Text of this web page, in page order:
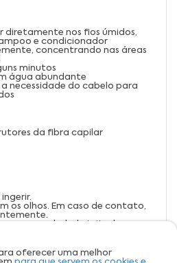
diretamente nos fios úmidos,
e condicionador
concentrando nas áreas
minutos
água abundante
necessidade do cabelo para
da fibra capilar
os olhos. Em caso de contato,
o couro cabeludo irritado ou
caso de irritação ou alergia.
alcance de crianças.
fresco, seco e ao abrigo da luz
oferecer uma melhor